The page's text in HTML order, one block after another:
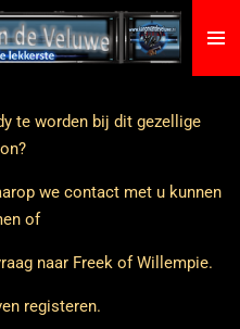
te worden bij dit gezellige
we contact met u kunnen
of
naar Freek of Willempie.
registeren.